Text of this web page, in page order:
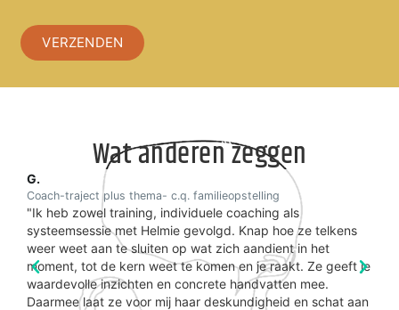
VERZENDEN
Wat anderen zeggen
G.
Coach-traject plus thema- c.q. familieopstelling
"Ik heb zowel training, individuele coaching als
systeemsessie met Helmie gevolgd. Knap hoe ze telkens
weer weet aan te sluiten op wat zich aandient in het
moment, tot de kern weet te komen en je raakt. Ze geeft je
waardevolle inzichten en concrete handvatten mee.
Daarmee laat ze voor mij haar deskundigheid en schat aan